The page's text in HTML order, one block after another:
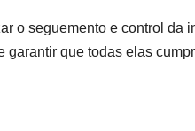
o seguemento e control da
garantir que todas elas